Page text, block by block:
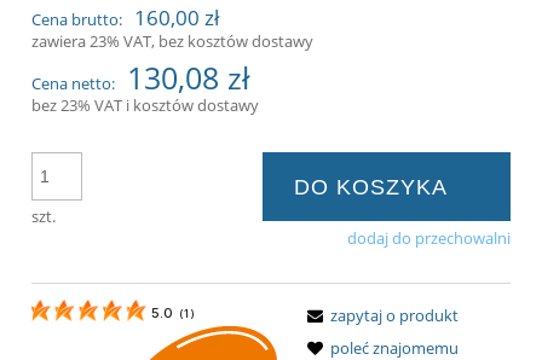
płatności
Cena brutto: 160,00 zł
zawiera 23% VAT, bez kosztów dostawy
Cena netto:
130,08 zł
bez 23% VAT i kosztów dostawy
szt.
DO KOSZYKA
dodaj do przechowalni
5.0 (1 )
zapytaj o produkt
poleć znajomemu